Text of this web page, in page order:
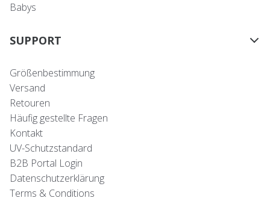
Babys
SUPPORT
Größenbestimmung
Versand
Retouren
Häufig gestellte Fragen
Kontakt
UV-Schutzstandard
B2B Portal Login
Datenschutzerklärung
Terms & Conditions